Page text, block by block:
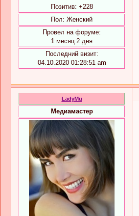
Позитив: +228
Пол: Женский
Провел на форуме:
1 месяц 2 дня
Последний визит:
04.10.2020 01:28:51 am
LadyMu
Медиамастер